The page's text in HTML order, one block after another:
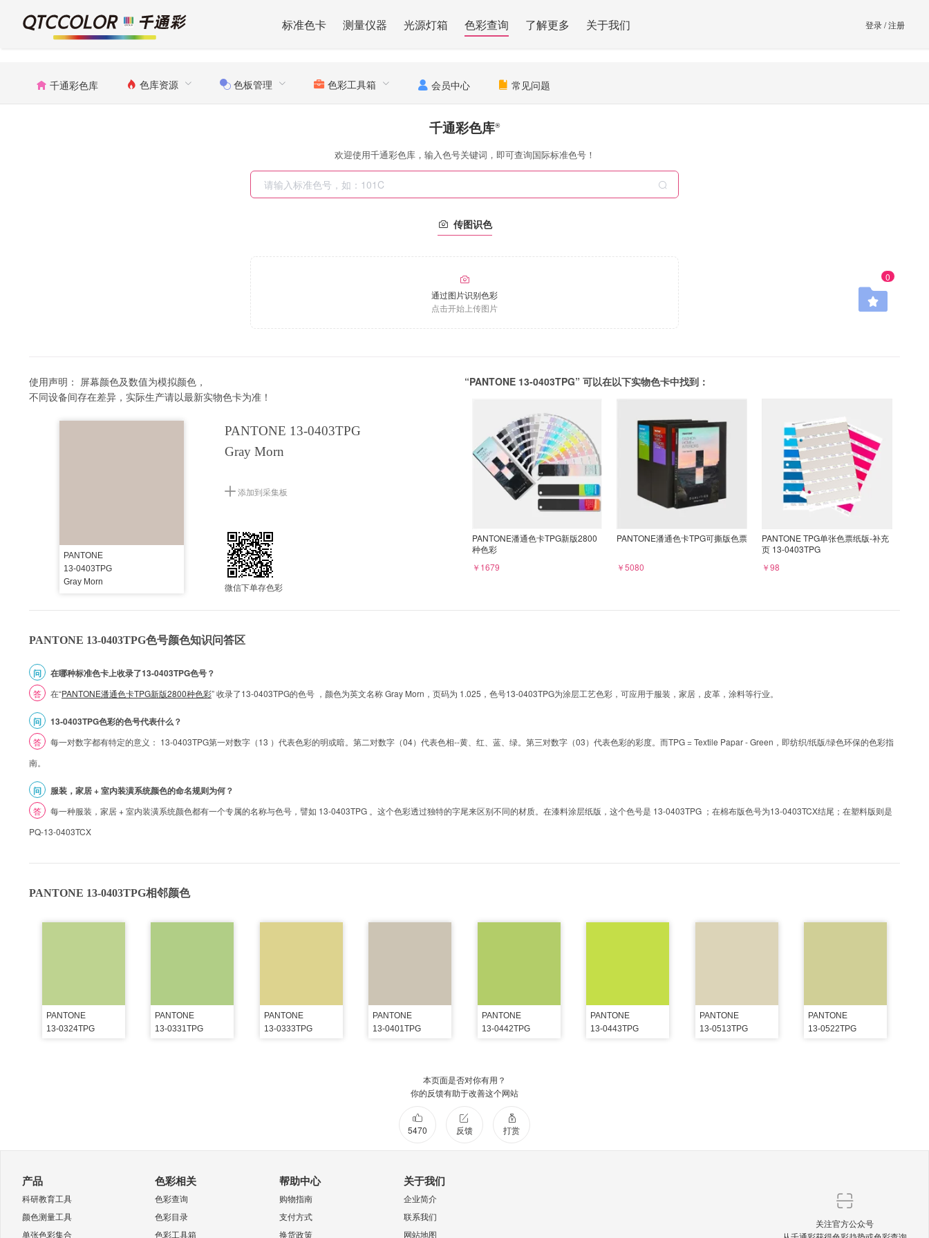
标准色卡 测量仪器 光源灯箱 色彩查询 了解更多 关于我们 登录/注册
千通彩色库 色库资源 色板管理 色彩工具箱 会员中心 常见问题
0
千通彩色库®
欢迎使用千通彩色库，输入色号关键词，即可查询国际标准色号！
传图识色
通过图片识别色彩
点击开始上传图片
使用声明： 屏幕颜色及数值为模拟颜色，
不同设备间存在差异，实际生产请以最新实物色卡为准！
PANTONE
13-0403TPG
Gray Morn
PANTONE 13-0403TPG
Gray Morn
添加到采集板
微信下单存色彩
“PANTONE 13-0403TPG” 可以在以下实物色卡中找到：
PANTONE潘通色卡TPG新版2800
种色彩
￥1679
PANTONE潘通色卡TPG可撕版色票
￥5080
PANTONE TPG单张色票纸版-补充
页 13-0403TPG
￥98
PANTONE 13-0403TPG色号颜色知识问答区
问 在哪种标准色卡上收录了13-0403TPG色号？
答 在“PANTONE潘通色卡TPG新版2800种色彩” 收录了13-0403TPG的色号 ，颜色为英文名称 Gray Morn，页码为 1.025，色号13-0403TPG为涂层工艺色彩，可应用于服装，家居，皮革，涂料等行业。
问 13-0403TPG色彩的色号代表什么？
答
每一对数字都有特定的意义： 13-0403TPG第一对数字（13 ）代表色彩的明或暗。第二对数字（04）代表色相--黄、红、蓝、绿。第三对数字（03）代表色彩的彩度。而TPG = Textile Papar - Green，即纺织/纸版/绿色环保的色彩指
南。
问 服装，家居 + 室内装潢系统颜色的命名规则为何？
答
每一种服装，家居 + 室内装潢系统颜色都有一个专属的名称与色号，譬如 13-0403TPG 。这个色彩透过独特的字尾来区别不同的材质。在漆料涂层纸版，这个色号是 13-0403TPG ；在棉布版色号为13-0403TCX结尾；在塑料版则是
PQ-13-0403TCX
PANTONE 13-0403TPG相邻颜色
PANTONE
13-0324TPG
PANTONE
13-0331TPG
PANTONE
13-0333TPG
PANTONE
13-0401TPG
PANTONE
13-0442TPG
PANTONE
13-0443TPG
PANTONE
13-0513TPG
PANTONE
13-0522TPG
本页面是否对你有用？
你的反馈有助于改善这个网站
5470 反馈 打赏
产品
科研教育工具
颜色测量工具
单张色彩集合
色彩相关
色彩查询
色彩目录
色彩工具箱
帮助中心
购物指南
支付方式
换货政策
关于我们
企业简介
联系我们
网站地图
关注官方公众号